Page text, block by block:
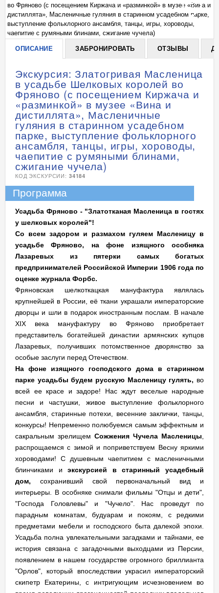
+
во Фряново (с посещением Киржача и «разминкой» в музее «Вина и
дистиллята», Масленичные гуляния в старинном усадебном парке,
выступление фольклорного ансамбля, танцы, игры, хороводы,
чаепитие с румяными блинами, сжигание чучела)
ОПИСАНИЕ ЗАБРОНИРОВАТЬ ОТЗЫВЫ
Экскурсия: Златогривая Масленица
в усадьбе Шелковых королей во
Фряново (с посещением Киржача и
«разминкой» в музее «Вина и
дистиллята», Масленичные
гуляния в старинном усадебном
парке, выступление фольклорного
ансамбля, танцы, игры, хороводы,
чаепитие с румяными блинами,
сжигание чучела)
КОД ЭКСКУРСИИ: 34184
Программа
Усадьба Фряново - "Златотканая Масленица в гостях
у шелковых королей"!
Со всем задором и размахом гуляем Масленицу в
усадьбе Фряново, на фоне изящного особняка
Лазаревых из пятерки самых богатых
предпринимателей Российской Империи 1906 года по
оценке журнала Форбс.
Фряновская шелкоткацкая мануфактура являлась
крупнейшей в России, её ткани украшали императорские
дворцы и шли в подарок иностранным послам. В начале
XIX века мануфактуру во Фряново приобретает
представитель богатейшей династии армянских купцов
Лазаревых, получивших потомственное дворянство за
особые заслуги перед Отечеством.
На фоне изящного господского дома в старинном
парке усадьбы будем русскую Масленицу гулять, во
всей ее красе и задоре! Нас ждут веселые народные
песни и частушки, живое выступление фольклорного
ансамбля, старинные потехи, весенние заклички, танцы,
конкурсы! Непременно полюбуемся самым эффектным и
сакральным зрелищем Сожжения Чучела Масленицы
распрощаемся с зимой и поприветствуем Весну яркими
хороводами! С душевным чаепитием с масленичными
блинчиками иэкскурсией в старинный усадебный
дом, сохранивший свой первоначальный вид и
интерьеры. В особняке снимали фильмы "Отцы и дети",
"Господа Головлевы" и "Чучело". Нас проведут по
парадным комнатам, будуарам и покоям, с редкими
предметами мебели и господского быта далекой эпохи.
Усадьба полна увлекательными загадками и тайнами, ее
история связана с загадочными выходцами из Персии,
появлением в нашем государстве огромного бриллианта
"Орлов", который впоследствии украсил императорский
скипетр Екатерины, с интригующим исчезновением во